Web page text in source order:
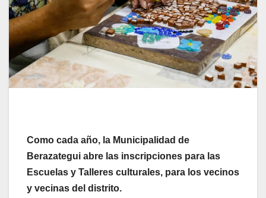
Como cada año, la Municipalidad de
Berazategui abre las inscripciones para las
Escuelas y Talleres culturales, para los vecinos
y vecinas del distrito.